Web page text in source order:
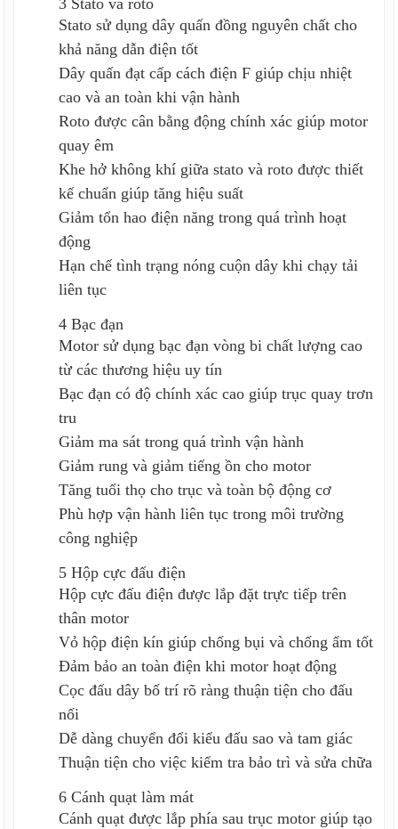
3 Stato và roto
Stato sử dụng dây quấn đồng nguyên chất cho
khả năng dẫn điện tốt
Dây quấn đạt cấp cách điện F giúp chịu nhiệt
cao và an toàn khi vận hành
Roto được cân bằng động chính xác giúp motor
quay êm
Khe hở không khí giữa stato và roto được thiết
kế chuẩn giúp tăng hiệu suất
Giảm tổn hao điện năng trong quá trình hoạt
động
Hạn chế tình trạng nóng cuộn dây khi chạy tải
liên tục
4 Bạc đạn
Motor sử dụng bạc đạn vòng bi chất lượng cao
từ các thương hiệu uy tín
Bạc đạn có độ chính xác cao giúp trục quay trơn
tru
Giảm ma sát trong quá trình vận hành
Giảm rung và giảm tiếng ồn cho motor
Tăng tuổi thọ cho trục và toàn bộ động cơ
Phù hợp vận hành liên tục trong môi trường
công nghiệp
5 Hộp cực đấu điện
Hộp cực đấu điện được lắp đặt trực tiếp trên
thân motor
Vỏ hộp điện kín giúp chống bụi và chống ẩm tốt
Đảm bảo an toàn điện khi motor hoạt động
Cọc đấu dây bố trí rõ ràng thuận tiện cho đấu
nối
Dễ dàng chuyển đổi kiểu đấu sao và tam giác
Thuận tiện cho việc kiểm tra bảo trì và sửa chữa
6 Cánh quạt làm mát
Cánh quạt được lắp phía sau trục motor giúp tạo